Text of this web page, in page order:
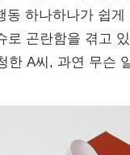
하나하나가 쉽
곤란함을 겪고
한 A씨, 과연 무슨